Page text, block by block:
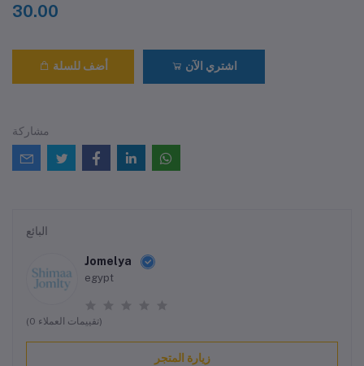
30.00
أضف للسلة اشتري الآن
مشاركة
البائع
Jomelya
egypt
(0 تقييمات العملاء)
زيارة المتجر